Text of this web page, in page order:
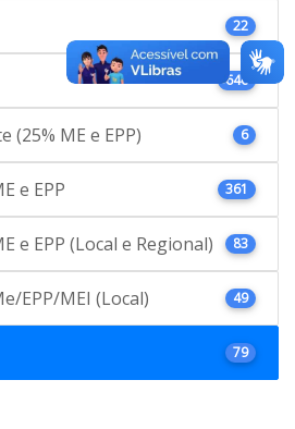
22
646
(25% ME e EPP) 6
e EPP 361
e EPP (Local e Regional) 83
EPP/MEI (Local) 49
79